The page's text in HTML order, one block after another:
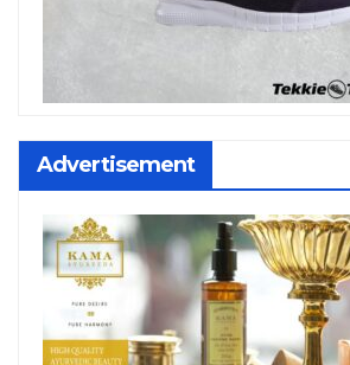
Advertisement